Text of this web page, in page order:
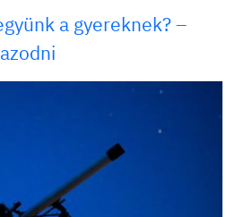
a gyereknek? –